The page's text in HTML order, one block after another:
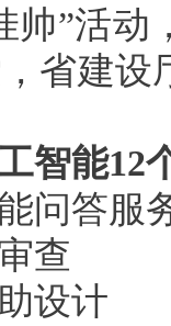
帅”活
省建设
智能12
问答服
查
设计